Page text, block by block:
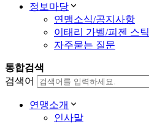
정보마당
연맹소식/공지사항
이태리 가벨/피젠 스틱
자주묻는 질문
통합검색
검색어
연맹소개
인사말